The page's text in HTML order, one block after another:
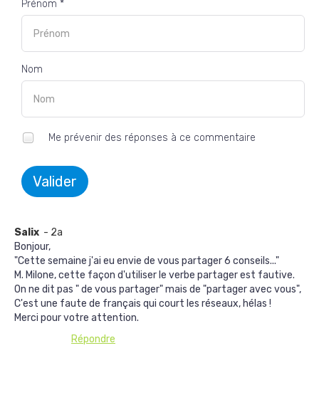
Prénom *
Nom
Me prévenir des réponses à ce commentaire
Valider
Salix - 2a
Bonjour,
"Cette semaine j'ai eu envie de vous partager 6 conseils..."
M. Milone, cette façon d'utiliser le verbe partager est fautive.
On ne dit pas " de vous partager" mais de "partager avec vous",
C'est une faute de français qui court les réseaux, hélas !
Merci pour votre attention.
Répondre